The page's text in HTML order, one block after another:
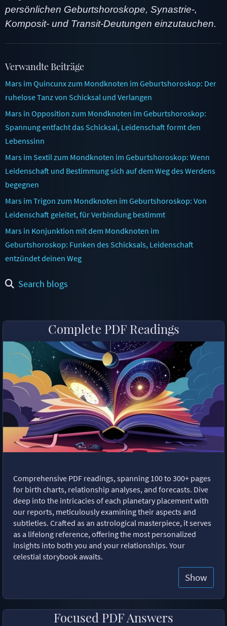
persönlichen Geburtshoroskope, Synastrie-,
Komposit- und Transit-Deutungen einzutauchen.
Verwandte Beiträge
Mars im Quincunx zum Mondknoten im Geburtshoroskop: Der
ruhelose Tanz von Schicksal und Verlangen
Mars in Opposition zum Mondknoten im Geburtshoroskop:
Spannung entfacht das Schicksal, Leidenschaft formt den
Lebenssinn
Mars im Sextil zum Mondknoten im Geburtshoroskop: Wenn
Leidenschaft und Bestimmung sich auf dem Weg des Werdens
begegnen
Mars im Trigon zum Mondknoten im Geburtshoroskop: Von
Leidenschaft geleitet, für Verbindung bestimmt
Mars in Konjunktion mit dem Mondknoten im
Geburtshoroskop: Funken des Schicksals, Leidenschaft
entzündet deinen Weg
Search blogs
Complete PDF Readings
Comprehensive PDF readings, spanning 100 to 300+ pages
for birth charts, relationship analyses, and forecasts. Dive
deep into the intricacies of each planetary placement with
our reports, meticulously examining their aspects and
subtleties. Crafted as an astrological masterpiece, it serves
as a lifelong reference, offering the most personalized
insights into both you and your relationships. Your
celestial storybook awaits.
Show
Focused PDF Answers